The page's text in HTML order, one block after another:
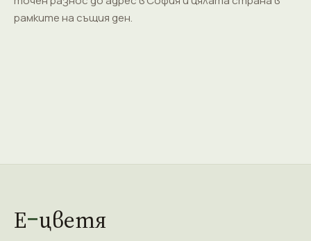
рамките на същия ден.
Е цветя